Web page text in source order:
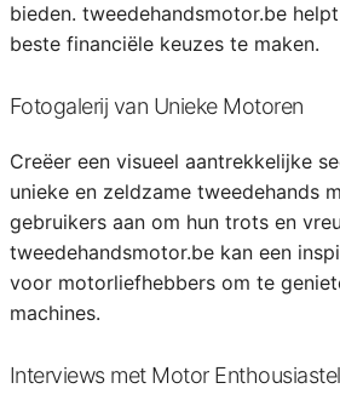
bieden. tweedehandsmotor.be
beste financiële keuzes te maken.
Fotogalerij van Unieke Motoren
Creëer een visueel aantrekkelijke
unieke en zeldzame tweedehands
gebruikers aan om hun trots en
tweedehandsmotor.be kan een
voor motorliefhebbers om te
machines.
Interviews met Motor